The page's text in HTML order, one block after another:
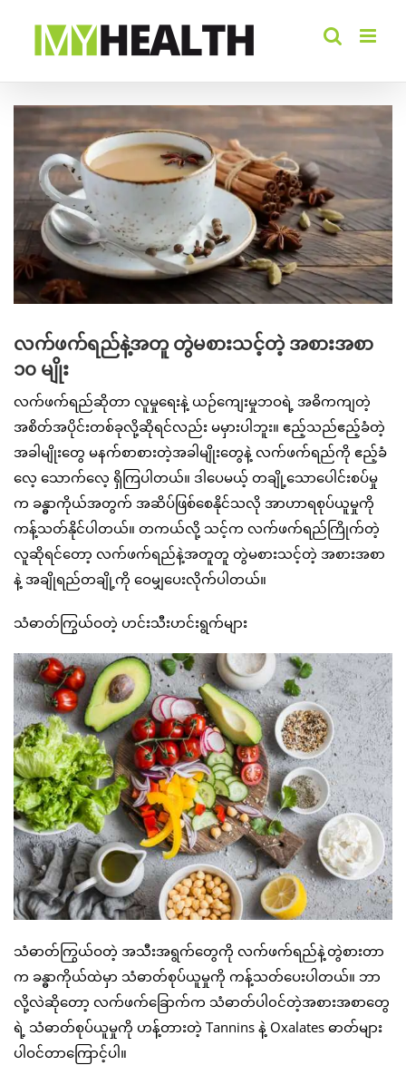
View
Larger
Image
လက်ဖက်ရည်နဲ့အတူ တွဲမစားသင့်တဲ့ အစားအစာ
၁၀ မျိုး
လက်ဖက်ရည်ဆိုတာ လူမှုရေးနဲ့ ယဉ်ကျေးမှုဘဝရဲ့ အဓိကကျတဲ့
အစိတ်အပိုင်းတစ်ခုလို့ဆိုရင်လည်း မမှားပါဘူး။ ဧည့်သည်ဧည့်ခံတဲ့
အခါမျိုးတွေ မနက်စာစားတဲ့အခါမျိုးတွေနဲ့ လက်ဖက်ရည်ကို ဧည့်ခံ
လေ့ သောက်လေ့ ရှိကြပါတယ်။ ဒါပေမယ့် တချို့သောပေါင်းစပ်မှု
က ခန္ဓာကိုယ်အတွက် အဆိပ်ဖြစ်စေနိုင်သလို အာဟာရစုပ်ယူမှုကို
ကန့်သတ်နိုင်ပါတယ်။ တကယ်လို့ သင့်က လက်ဖက်ရည်ကြိုက်တဲ့
လူဆိုရင်တော့ လက်ဖက်ရည်နဲ့အတူတူ တွဲမစားသင့်တဲ့ အစားအစာ
နဲ့ အချိုရည်တချို့ကို ဝေမျှပေးလိုက်ပါတယ်။
သံဓာတ်ကြွယ်ဝတဲ့ ဟင်းသီးဟင်းရွက်များ
သံဓာတ်ကြွယ်ဝတဲ့ အသီးအရွက်တွေကို လက်ဖက်ရည်နဲ့တွဲစားတာ
က ခန္ဓာကိုယ်ထဲမှာ သံဓာတ်စုပ်ယူမှုကို ကန့်သတ်ပေးပါတယ်။ ဘာ
လို့လဲဆိုတော့ လက်ဖက်ခြောက်က သံဓာတ်ပါ၀င်တဲ့အစားအစာတွေ
ရဲ့ သံဓာတ်စုပ်ယူမှုကို ဟန့်တားတဲ့ Tannins နဲ့ Oxalates ဓာတ်များ
ပါဝင်တာကြောင့်ပါ။